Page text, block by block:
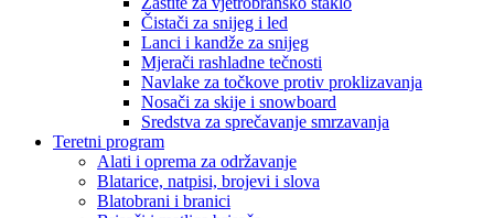
Čistači za snijeg i led
Lanci i kandže za snijeg
Mjerači rashladne tečnosti
Navlake za točkove protiv proklizavanja
Nosači za skije i snowboard
Sredstva za sprečavanje smrzavanja
Teretni program
Alati i oprema za održavanje
Blatarice, natpisi, brojevi i slova
Blatobrani i branici